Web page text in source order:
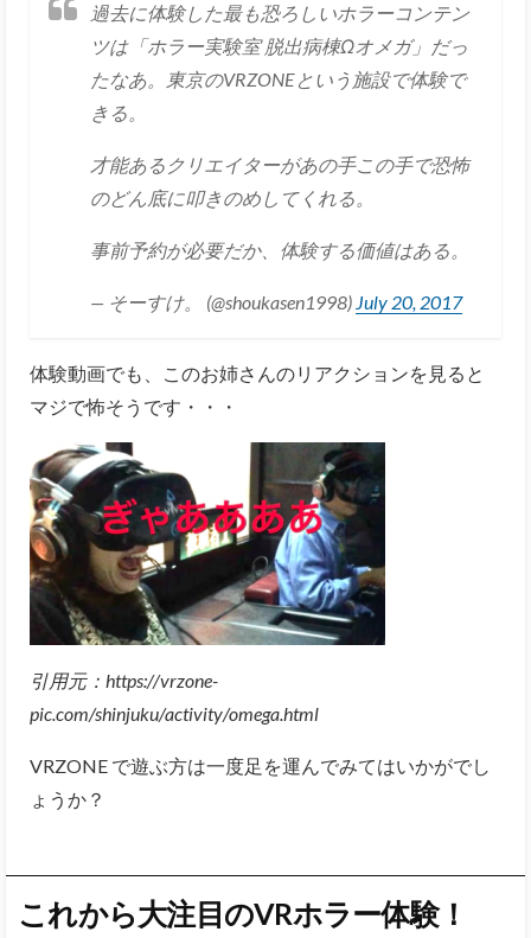
過去に体験した最も恐ろしいホラーコンテン
ツは「ホラー実験室 脱出病棟Ωオメガ」だっ
たなあ。東京のVRZONEという施設で体験で
きる。
才能あるクリエイターがあの手この手で恐怖
のどん底に叩きのめしてくれる。
事前予約が必要だか、体験する価値はある。
— そーすけ。 (@shoukasen1998) July 20, 2017
体験動画でも、このお姉さんのリアクションを見ると
マジで怖そうです・・・
引用元：https://vrzone-
pic.com/shinjuku/activity/omega.html
VRZONE で遊ぶ方は一度足を運んでみてはいかがでし
ょうか？
これから大注目のVRホラー体験！